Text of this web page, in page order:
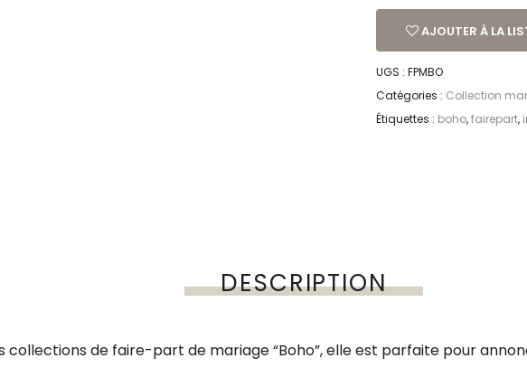
AJOUTER À LA
UGS : FPMBO
Catégories : Collection
Étiquettes : boho,fairepart,
DESCRIPTION
collections de faire-part de mariage “Boho”, elle est parfaite pour